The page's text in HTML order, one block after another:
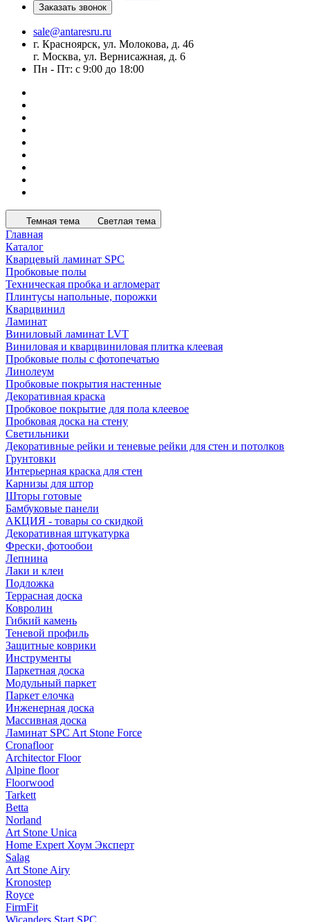
Заказать звонок
sale@antaresru.ru
г. Красноярск, ул. Молокова, д. 46
г. Москва, ул. Вернисажная, д. 6
Пн - Пт: с 9:00 до 18:00
Темная тема Светлая тема
Главная
Каталог
Кварцевый ламинат SPC
Пробковые полы
Техническая пробка и агломерат
Плинтусы напольные, порожки
Кварцвинил
Ламинат
Виниловый ламинат LVT
Виниловая и кварцвиниловая плитка клеевая
Пробковые полы с фотопечатью
Линолеум
Пробковые покрытия настенные
Декоративная краска
Пробковое покрытие для пола клеевое
Пробковая доска на стену
Светильники
Декоративные рейки и теневые рейки для стен и потолков
Грунтовки
Интерьерная краска для стен
Карнизы для штор
Шторы готовые
Бамбуковые панели
АКЦИЯ - товары со скидкой
Декоративная штукатурка
Фрески, фотообои
Лепнина
Лаки и клеи
Подложка
Террасная доска
Ковролин
Гибкий камень
Теневой профиль
Защитные коврики
Инструменты
Паркетная доска
Модульный паркет
Паркет елочка
Инженерная доска
Массивная доска
Ламинат SPC Art Stone Force
Cronafloor
Architector Floor
Alpine floor
Floorwood
Tarkett
Betta
Norland
Art Stone Unica
Home Expert Хоум Эксперт
Salag
Art Stone Airy
Kronostep
Royce
FirmFit
Wicanders Start SPC